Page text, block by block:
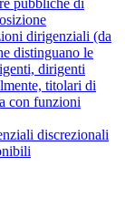
pubbliche di
dirigenziali (da
distinguano le
dirigenti
titolari di
con funzioni
discrezionali